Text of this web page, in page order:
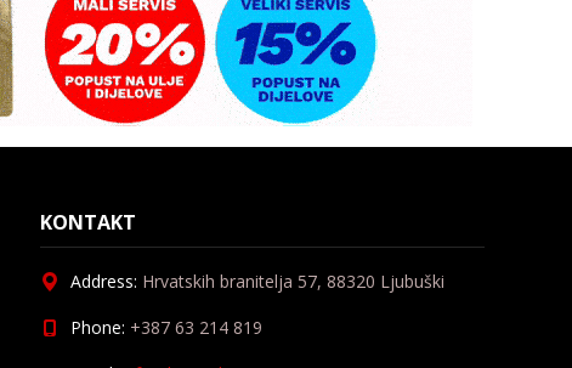
KONTAKT
Address: Hrvatskih branitelja 57, 88320 Ljubuški
Phone: +387 63 214 819